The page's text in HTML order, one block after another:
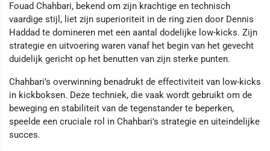
Fouad Chahbari, bekend om zijn krachtige en technisch
vaardige stijl, liet zijn superioriteit in de ring zien door Dennis
Haddad te domineren met een aantal dodelijke low-kicks. Zijn
strategie en uitvoering waren vanaf het begin van het gevecht
duidelijk gericht op het benutten van zijn sterke punten.
Chahbari’s overwinning benadrukt de effectiviteit van low-kicks
in kickboksen. Deze techniek, die vaak wordt gebruikt om de
beweging en stabiliteit van de tegenstander te beperken,
speelde een cruciale rol in Chahbari’s strategie en uiteindelijke
succes.